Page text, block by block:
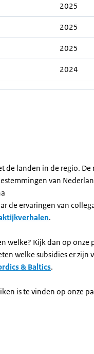
2025
2025
2025
2024
de landen in de regio. De
van
de ervaringen van
.
welke? Kijk dan op onze
welke subsidies er zijn
& Baltics.
is te vinden op onze